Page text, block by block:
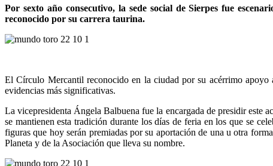
Por sexto año consecutivo, la sede social de Sierpes fue
reconocido por su carrera taurina.
El Círculo Mercantil reconocido en la ciudad por su acérrimo apoyo
evidencias más significativas.
La vicepresidenta Ángela Balbuena fue la encargada de presidir este
se mantienen esta tradición durante los días de feria en los que se
figuras que hoy serán premiadas por su aportación de una u otra
Planeta y de la Asociación que lleva su nombre.